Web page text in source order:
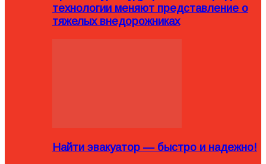
технологии меняют представление о
тяжелых внедорожниках
Найти эвакуатор — быстро и надежно!